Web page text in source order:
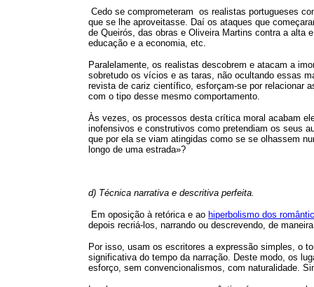
Cedo se comprometeram os realistas portugueses
que se lhe aproveitasse. Daí os ataques que
de Queirós, das obras e Oliveira Martins contra a alta
educação e a economia, etc.
Paralelamente, os realistas descobrem e atacam a
sobretudo os vícios e as taras, não ocultando essas
revista de cariz científico, esforçam-se por relacionar
com o tipo desse mesmo comportamento.
Às vezes, os processos desta crítica moral acabam
inofensivos e construtivos como pretendiam os seus
que por ela se viam atingidas como se se olhassem
longo de uma estrada»?
d) Técnica narrativa e descritiva perfeita.
Em oposição à retórica e ao hiperbolismo dos
depois recriá-los, narrando ou descrevendo, de
Por isso, usam os escritores a expressão simples, o
significativa do tempo da narração. Deste modo, os
esforço, sem convencionalismos, com naturalidade.